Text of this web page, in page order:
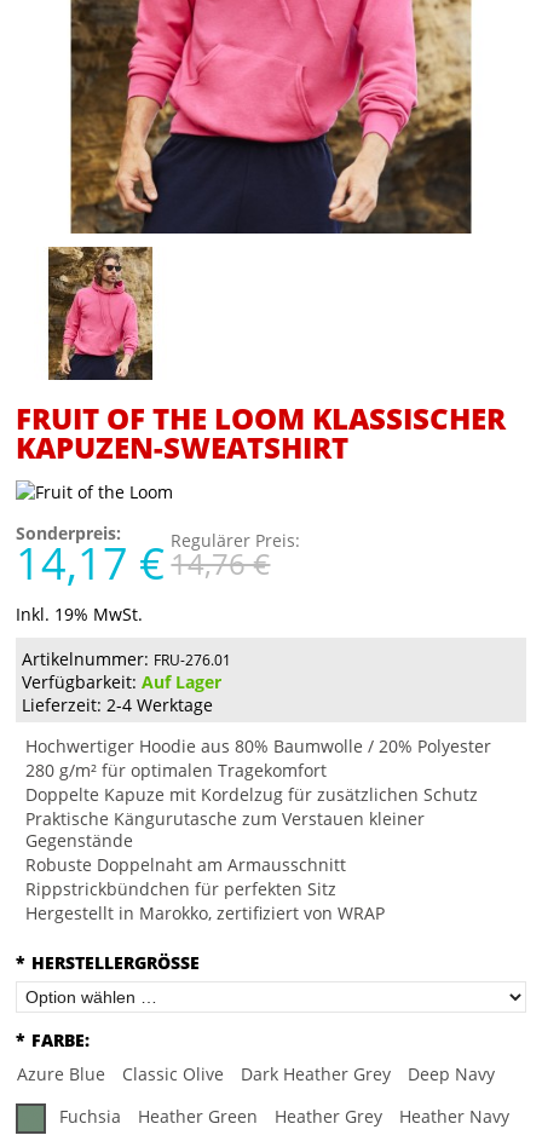
FRUIT OF THE LOOM KLASSISCHER
KAPUZEN-SWEATSHIRT
Sonderpreis:
14,17 € Regulärer Preis:
14,76 €
Inkl. 19% MwSt.
Artikelnummer: FRU-276.01
Verfügbarkeit:Auf Lager
Lieferzeit: 2-4 Werktage
Hochwertiger Hoodie aus 80% Baumwolle / 20% Polyester
280 g/m² für optimalen Tragekomfort
Doppelte Kapuze mit Kordelzug für zusätzlichen Schutz
Praktische Kängurutasche zum Verstauen kleiner
Gegenstände
Robuste Doppelnaht am Armausschnitt
Rippstrickbündchen für perfekten Sitz
Hergestellt in Marokko, zertifiziert von WRAP
* HERSTELLERGRÖSSE
* FARBE:
Azure Blue
Classic Olive Dark Heather Grey
Deep Navy
Fuchsia
Heather Green Heather Grey
Heather Navy